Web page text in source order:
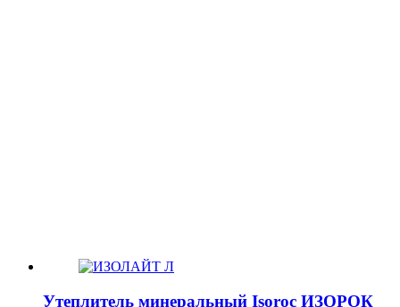
Утеплитель минеральный Isoroc ИЗОРОК